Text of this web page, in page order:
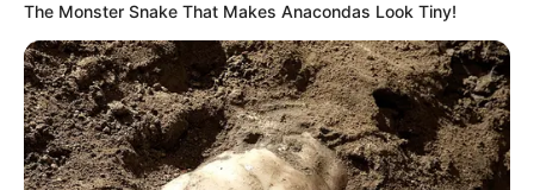
The Monster Snake That Makes Anacondas Look Tiny!